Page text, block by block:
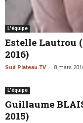
L'équipe
Estelle Lautrou
2016)
Sud Plateau TV - 8 mars
L'équipe
Guillaume
2015)